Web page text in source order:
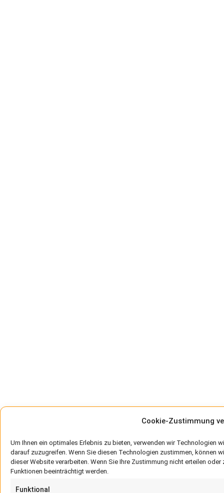
Cookie-Zustimmung
Um Ihnen ein optimales Erlebnis zu bieten, verwenden wir Technologien
darauf zuzugreifen. Wenn Sie diesen Technologien zustimmen, können
dieser Website verarbeiten. Wenn Sie Ihre Zustimmung nicht erteilen
Funktionen beeinträchtigt werden.
Funktional